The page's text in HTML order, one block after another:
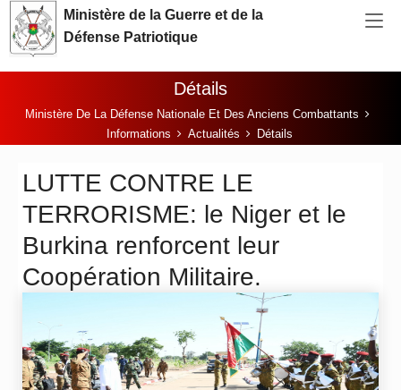
Aller au contenu principal
Ministère de la Guerre et de la
Défense Patriotique
Détails
Vous êtes ici:
Ministère De La Défense Nationale Et Des Anciens Combattants
Informations
Actualités Détails
LUTTE CONTRE LE
TERRORISME: le Niger et le
Burkina renforcent leur
Coopération Militaire.